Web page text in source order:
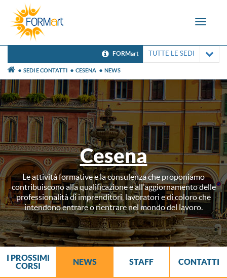
Toggle
FORMart TUTTE LE SEDI
SEDI E CONTATTI CESENA NEWS
Cesena
Le attività formative e la consulenza che proponiamo
contribuiscono alla qualificazione e all'aggiornamento delle
professionalità di imprenditori, lavoratori e di coloro che
intendono entrare o rientrare nel mondo del lavoro.
I PROSSIMI
CORSI
NEWS STAFF CONTATTI